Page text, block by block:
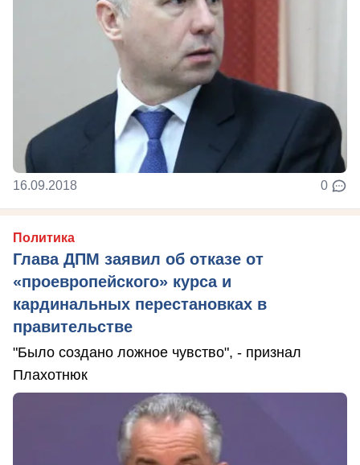
16.09.2018 0
Политика
Глава ДПМ заявил об отказе от
«проевропейского» курса и
кардинальных перестановках в
правительстве
"Было создано ложное чувство", - признал
Плахотнюк